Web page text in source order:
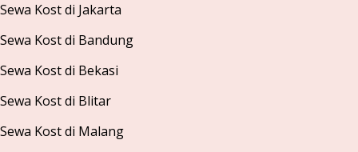
Sewa Kost di Jakarta
Sewa Kost di Bandung
Sewa Kost di Bekasi
Sewa Kost di Blitar
Sewa Kost di Malang